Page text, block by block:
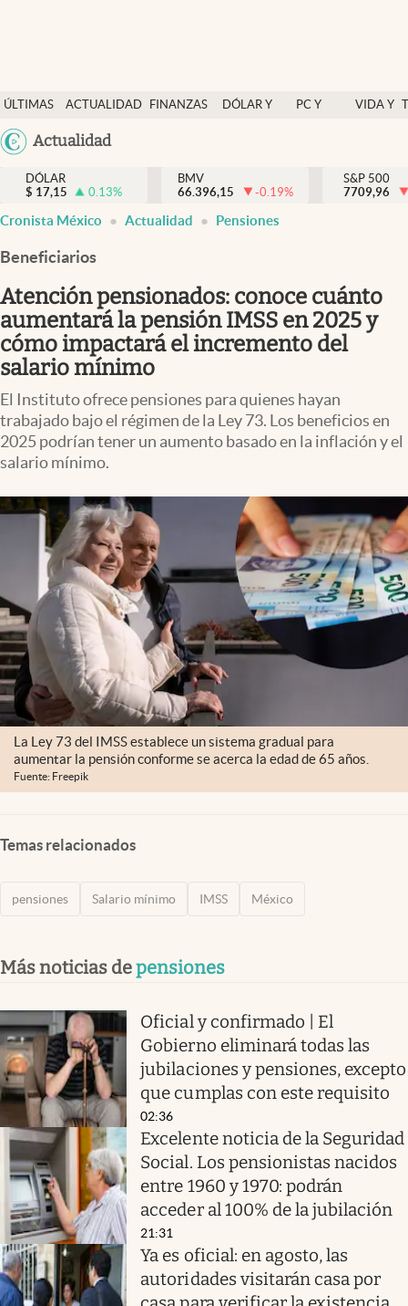
ÚLTIMAS
NOTICIAS
ACTUALIDAD
FINANZAS
DÓLAR Y
PC Y
VIDA Y
México
Actualidad
Actualidad
Finanzas y economía
Dólar y mercados
Pc y celular
Vida y estilo
Clima
Espiritualidad
abre en nueva pestaña
México
DÓLAR
$ 17,15 0.13%
BMV
66.396,15
-0.19%
S&P 500
7709,96
Cronista México Actualidad Pensiones
Beneficiarios
Atención pensionados: conoce cuánto
aumentará la pensión IMSS en 2025 y
cómo impactará el incremento del
salario mínimo
El Instituto ofrece pensiones para quienes hayan
trabajado bajo el régimen de la Ley 73. Los beneficios en
2025 podrían tener un aumento basado en la inflación y el
salario mínimo.
La Ley 73 del IMSS establece un sistema gradual para
aumentar la pensión conforme se acerca la edad de 65 años.
Fuente: Freepik
Temas relacionados
pensiones Salario mínimo IMSS México
Más noticias depensiones
Oficial y confirmado | El
Gobierno eliminará todas las
jubilaciones y pensiones, excepto
que cumplas con este requisito
02:36
Excelente noticia de la Seguridad
Social. Los pensionistas nacidos
entre 1960 y 1970: podrán
acceder al 100% de la jubilación
21:31
Ya es oficial: en agosto, las
autoridades visitarán casa por